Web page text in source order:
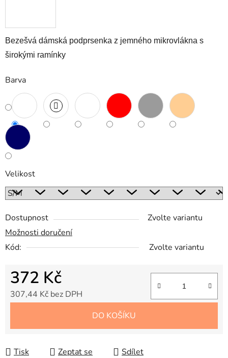
Bezešvá dámská podprsenka z jemného mikrovlákna s
širokými ramínky
Barva
Velikost
Dostupnost
Zvolte variantu
Možnosti doručení
Kód:
Zvolte variantu
372 Kč
307,44 Kč bez DPH
DO KOŠÍKU
Tisk Zeptat se Sdílet